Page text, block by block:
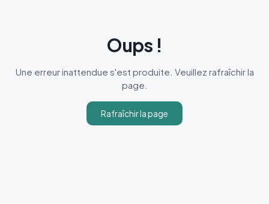
Oups !
Une erreur inattendue s'est produite. Veuillez rafraîchir la
page.
Rafraîchir la page